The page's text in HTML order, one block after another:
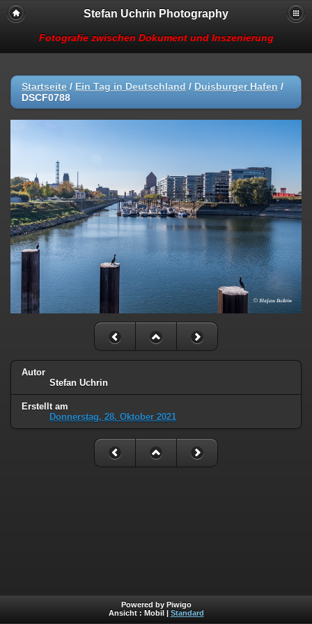
Stefan Uchrin Photography
Fotografie zwischen Dokument und Inszenierung
Startseite / Ein Tag in Deutschland / Duisburger Hafen /
DSCF0788
Autor
Stefan Uchrin
Erstellt am
Donnerstag, 28. Oktober 2021
Powered by Piwigo
Ansicht : Mobil Standard